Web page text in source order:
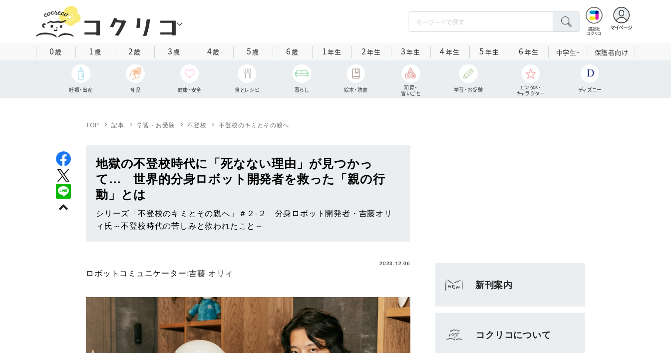
講談社
コクリコ
マイページ
0歳 1歳 2歳 3歳 4歳 5歳 6歳 1年生 2年生 3年生 4年生 5 年生 6 年生 中学生~ 保護者向け
妊娠・出産 育児 健康・安全 食とレシピ 暮らし 絵本・読書
知育・
習いごと
学習・お受験
エンタメ・
キャラクター
ディズニー
TOP 記事 学習・お受験 不登校 不登校のキミとその親へ
地獄の不登校時代に「死なない理由」が見つかっ
て… 世界的分身ロボット開発者を救った「親の行
動」とは
シリーズ「不登校のキミとその親へ」＃２‐２ 分身ロボット開発者・吉藤オリ
ィ氏～不登校時代の苦しみと救われたこと～
2023.12.06
ロボットコミュニケーター:吉藤 オリィ
新刊案内
コクリコについて